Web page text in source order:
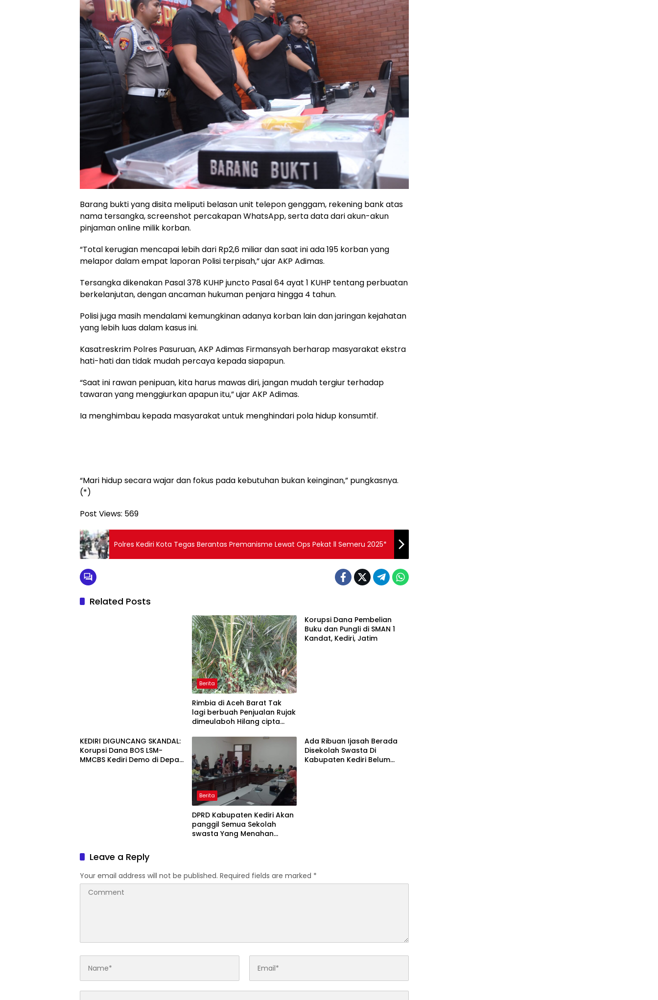
Barang bukti yang disita meliputi belasan unit telepon genggam, rekening bank atas
nama tersangka, screenshot percakapan WhatsApp, serta data dari akun-akun
pinjaman online milik korban.
“Total kerugian mencapai lebih dari Rp2,6 miliar dan saat ini ada 195 korban yang
melapor dalam empat laporan Polisi terpisah,” ujar AKP Adimas.
Tersangka dikenakan Pasal 378 KUHP juncto Pasal 64 ayat 1 KUHP tentang perbuatan
berkelanjutan, dengan ancaman hukuman penjara hingga 4 tahun.
Polisi juga masih mendalami kemungkinan adanya korban lain dan jaringan kejahatan
yang lebih luas dalam kasus ini.
Kasatreskrim Polres Pasuruan, AKP Adimas Firmansyah berharap masyarakat ekstra
hati-hati dan tidak mudah percaya kepada siapapun.
“Saat ini rawan penipuan, kita harus mawas diri, jangan mudah tergiur terhadap
tawaran yang menggiurkan apapun itu,” ujar AKP Adimas.
Ia menghimbau kepada masyarakat untuk menghindari pola hidup konsumtif.
“Mari hidup secara wajar dan fokus pada kebutuhan bukan keinginan,” pungkasnya.
(*)
Post Views: 569
Polres Kediri Kota Tegas Berantas Premanisme Lewat Ops Pekat ll Semeru 2025*
Related Posts
Berita
Rimbia di Aceh Barat Tak
lagi berbuah Penjualan Rujak
dimeulaboh Hilang cipta
Korupsi Dana Pembelian
Buku dan Pungli di SMAN 1
Kandat, Kediri, Jatim
KEDIRI DIGUNCANG SKANDAL:
Korupsi Dana BOS LSM-
MMCBS Kediri Demo di Depan
Berita
DPRD Kabupaten Kediri Akan
panggil Semua Sekolah
swasta Yang Menahan
Ada Ribuan Ijasah Berada
Disekolah Swasta Di
Kabupaten Kediri Belum
Leave a Reply
Your email address will not be published. Required fields are marked *